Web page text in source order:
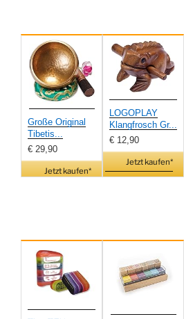
Große Original
Tibetis...
€ 29,90
Jetzt kaufen*
LOGOPLAY
Klangfrosch Gr...
€ 12,90
Jetzt kaufen*